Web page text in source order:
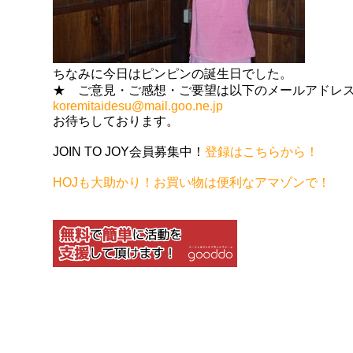
ちなみに今日はピンピンの誕生日でした。
★ ご意見・ご感想・ご要望は以下のメールアドレス
koremitaidesu@mail.goo.ne.jp
お待ちしております。
JOIN TO JOY会員募集中！登録はこちらから！
HOJも大助かり！お買い物は便利なアマゾンで！